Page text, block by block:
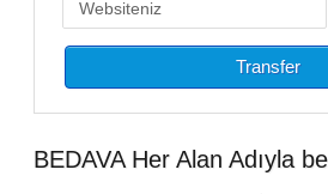
BEDAVAHer Alan Adıyla